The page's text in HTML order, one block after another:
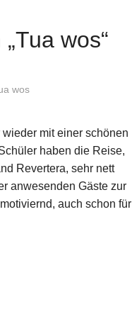
wos“
wos
mit einer schönen
haben die Reise,
Revertera, sehr nett
anwesenden Gäste zur
auch schon für